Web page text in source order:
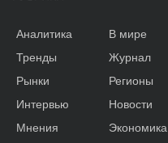
Аналитика
Тренды
Рынки
Интервью
Мнения
В мире
Журнал
Регионы
Новости
Экономика